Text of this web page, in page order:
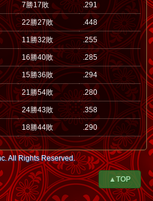
7勝17敗 .291
22勝27敗 .448
11勝32敗 .255
16勝40敗 .285
15勝36敗 .294
21勝54敗 .280
24勝43敗 .358
18勝44敗 .290
All Rights Reserved.
▲TOP